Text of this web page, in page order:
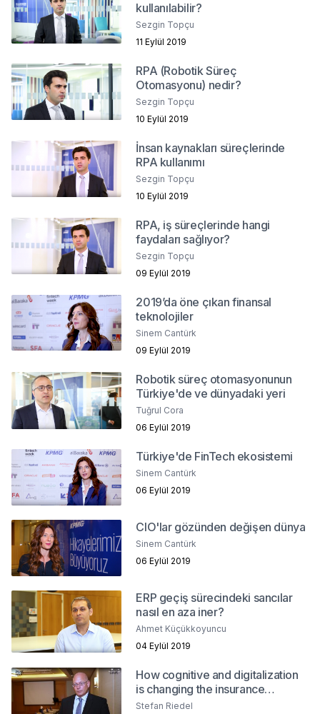
kullanılabilir?
Sezgin Topçu
11 Eylül 2019
RPA (Robotik Süreç
Otomasyonu) nedir?
Sezgin Topçu
10 Eylül 2019
İnsan kaynakları süreçlerinde
RPA kullanımı
Sezgin Topçu
10 Eylül 2019
RPA, iş süreçlerinde hangi
faydaları sağlıyor?
Sezgin Topçu
09 Eylül 2019
2019’da öne çıkan finansal
teknolojiler
Sinem Cantürk
09 Eylül 2019
Robotik süreç otomasyonunun
Türkiye'de ve dünyadaki yeri
Tuğrul Cora
06 Eylül 2019
Türkiye'de FinTech ekosistemi
Sinem Cantürk
06 Eylül 2019
CIO'lar gözünden değişen dünya
Sinem Cantürk
06 Eylül 2019
ERP geçiş sürecindeki sancılar
nasıl en aza iner?
Ahmet Küçükkoyuncu
04 Eylül 2019
How cognitive and digitalization
is changing the insurance
industry?
Stefan Riedel